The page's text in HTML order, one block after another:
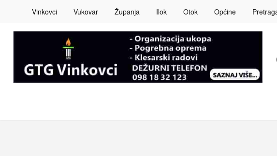
Vinkovci Vukovar Županja Ilok Otok Općine